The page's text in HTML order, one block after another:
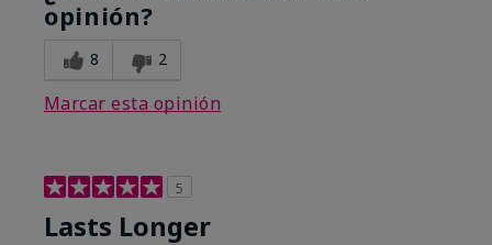
opinión?
8 2
Marcar esta opinión
5
Lasts Longer